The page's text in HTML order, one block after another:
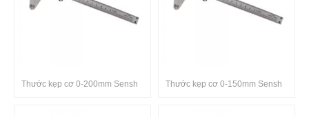
Thước kẹp cơ 0-200mm Sensh Thước kẹp cơ 0-150mm Sensh